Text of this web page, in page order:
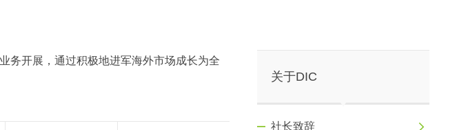
务开展，通过积极地进军海外市场成长为全
关于DIC
社长致辞